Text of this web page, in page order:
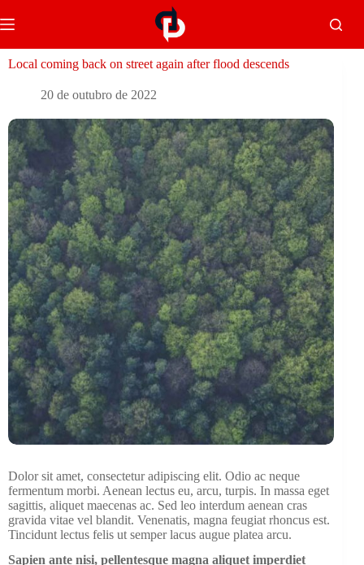
Local coming back on street again after flood descends
20 de outubro de 2022
Dolor sit amet, consectetur adipiscing elit. Odio ac neque
fermentum morbi. Aenean lectus eu, arcu, turpis. In massa eget
sagittis, aliquet maecenas ac. Sed leo interdum aenean cras
gravida vitae vel blandit. Venenatis, magna feugiat rhoncus est.
Tincidunt lectus felis ut semper lacus augue platea arcu.
Sapien ante nisi, pellentesque magna aliquet imperdiet